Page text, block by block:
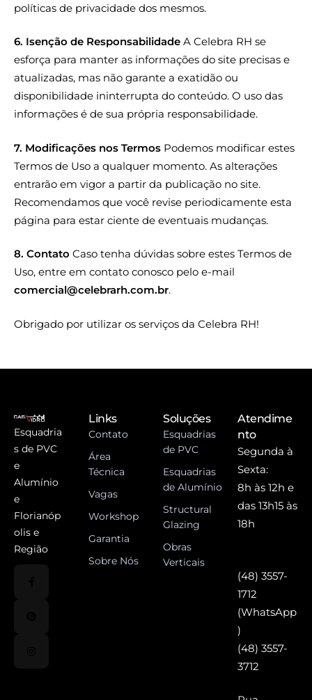
políticas de privacidade dos mesmos.
6. Isenção de Responsabilidade A Celebra RH se
esforça para manter as informações do site precisas e
atualizadas, mas não garante a exatidão ou
disponibilidade ininterrupta do conteúdo. O uso das
informações é de sua própria responsabilidade.
7. Modificações nos Termos Podemos modificar estes
Termos de Uso a qualquer momento. As alterações
entrarão em vigor a partir da publicação no site.
Recomendamos que você revise periodicamente esta
página para estar ciente de eventuais mudanças.
8. Contato Caso tenha dúvidas sobre estes Termos de
Uso, entre em contato conosco pelo e-mail
comercial@celebrarh.com.br.
Obrigado por utilizar os serviços da Celebra RH!
Esquadria
s de PVC
e
Alumínio
e
Florianóp
olis e
Região
Links
Contato
Área
Técnica
Vagas
Workshop
Garantia
Sobre Nós
Soluções
Esquadrias
de PVC
Esquadrias
de Alumínio
Structural
Glazing
Obras
Verticais
Atendime
nto
Segunda à
Sexta:
8h às 12h e
das 13h15 às
18h
(48) 3557-
1712
(WhatsApp
)
(48) 3557-
3712